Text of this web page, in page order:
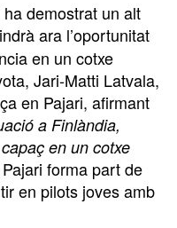
demostrat un alt
ara l’oportunitat
en un cotxe
Jari-Matti Latvala,
en Pajari, afirmant
a Finlàndia,
en un cotxe
forma part de
en pilots joves amb